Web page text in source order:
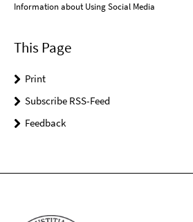
Information about Using Social Media
This Page
Print
Subscribe RSS-Feed
Feedback